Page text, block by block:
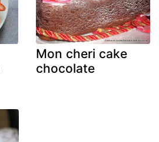
Mon cheri cake
chocolate